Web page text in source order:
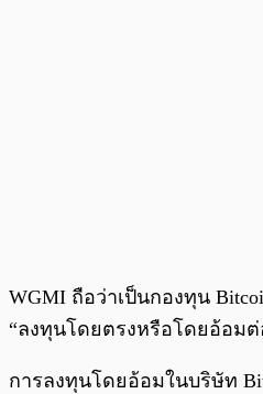
WGMI ถือว่าเป็นกองทุน
“ลงทุนโดยตรงหรือโดยอ้อมต่
การลงทุนโดยอ้อมในบริษัท